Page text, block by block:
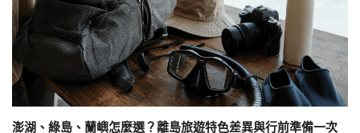
澎湖、綠島、蘭嶼怎麼選？離島旅遊特色差異與行前準備一次